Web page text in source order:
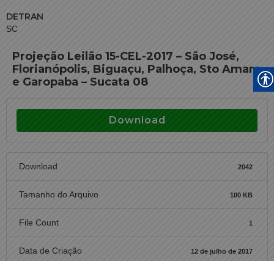
DETRAN
SC
Projeção Leilão 15-CEL-2017 – São José,
Florianópolis, Biguaçu, Palhoça, Sto Amaro
e Garopaba – Sucata 08
Download
Download 2042
Tamanho do Arquivo 100 KB
File Count 1
Data de Criação 12 de julho de 2017